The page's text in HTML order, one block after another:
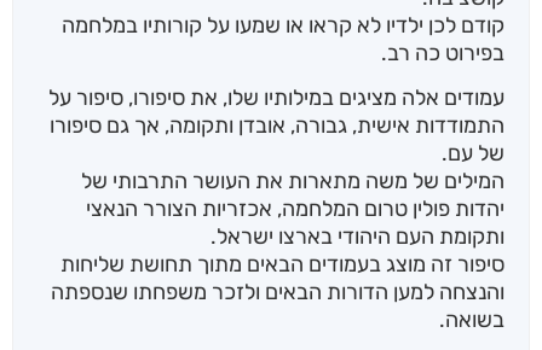
קודם לכן ילדיו לא קראו או שמעו על קורותיו במלחמה
בפירוט כה רב.
עמודים אלה מציגים במילותיו שלו, את סיפורו, סיפור על
התמודדות אישית, גבורה, אובדן ותקומה, אך גם סיפורו
של עם.
המילים של משה מתארות את העושר התרבותי של
יהדות פולין טרום המלחמה, אכזריות הצורר הנאצי
ותקומת העם היהודי בארצו ישראל.
סיפור זה מוצג בעמודים הבאים מתוך תחושת שליחות
והנצחה למען הדורות הבאים ולזכר משפחתו שנספתה
בשואה.